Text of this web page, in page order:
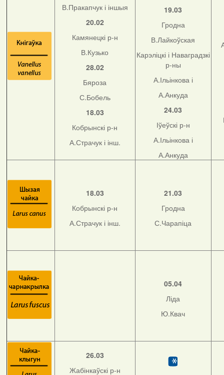
В.Пракапчук і іншыя
20.02
Камянецкі р-н
В.Кузько
28.02
Бяроза
С.Бобель
18.03
Кобрынскі р-н
А.Страчук і інш.
19.03
Гродна
В.Лайкоўская
Карэліцкі і Наваградзкі
р-ны
А.Ільінкова і
А.Анкуда
24.03
Іўеўскі р-н
А.Ільінкова і
А.Анкуда
18.03
Кобрынскі р-н
А.Страчук і інш.
21.03
Гродна
С.Чарапіца
05.04
Ліда
Ю.Квач
26.03
Жабінкаўскі р-н